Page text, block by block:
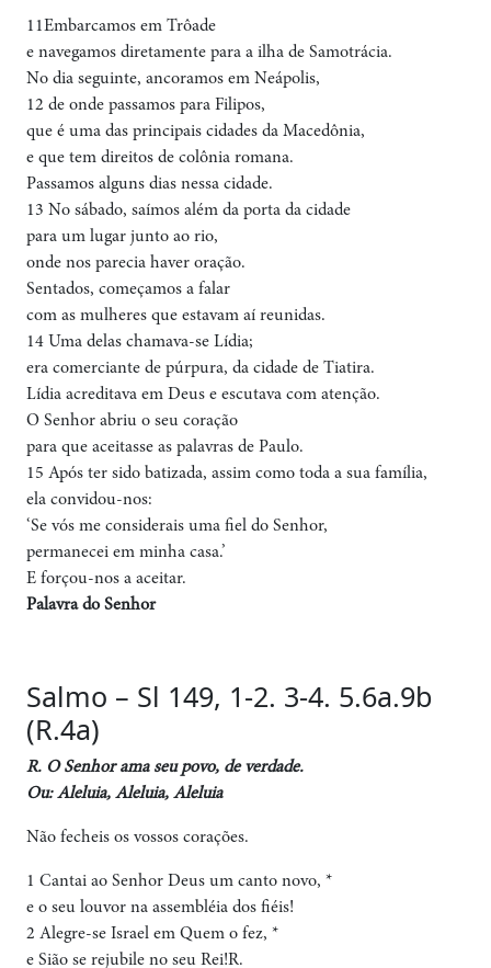
11Embarcamos em Trôade
e navegamos diretamente para a ilha de Samotrácia.
No dia seguinte, ancoramos em Neápolis,
12 de onde passamos para Filipos,
que é uma das principais cidades da Macedônia,
e que tem direitos de colônia romana.
Passamos alguns dias nessa cidade.
13 No sábado, saímos além da porta da cidade
para um lugar junto ao rio,
onde nos parecia haver oração.
Sentados, começamos a falar
com as mulheres que estavam aí reunidas.
14 Uma delas chamava-se Lídia;
era comerciante de púrpura, da cidade de Tiatira.
Lídia acreditava em Deus e escutava com atenção.
O Senhor abriu o seu coração
para que aceitasse as palavras de Paulo.
15 Após ter sido batizada, assim como toda a sua família,
ela convidou-nos:
‘Se vós me considerais uma fiel do Senhor,
permanecei em minha casa.’
E forçou-nos a aceitar.
Palavra do Senhor
Salmo – Sl 149, 1-2. 3-4. 5.6a.9b
(R.4a)
R. O Senhor ama seu povo, de verdade.
Ou: Aleluia, Aleluia, Aleluia
Não fecheis os vossos corações.
1 Cantai ao Senhor Deus um canto novo, *
e o seu louvor na assembléia dos fiéis!
2 Alegre-se Israel em Quem o fez, *
e Sião se rejubile no seu Rei!R.